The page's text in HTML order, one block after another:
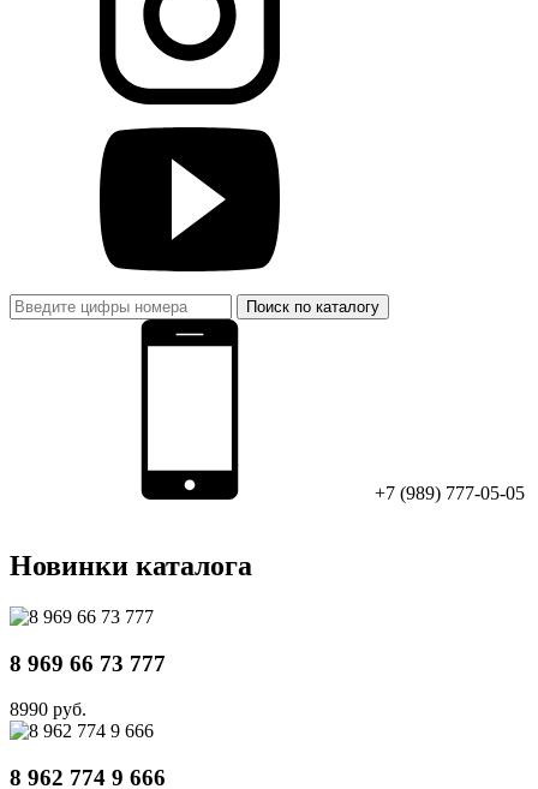
Поиск по каталогу
+7 (989) 777-05-05
Новинки каталога
8 969 66 73 777
8990 руб.
8 962 774 9 666